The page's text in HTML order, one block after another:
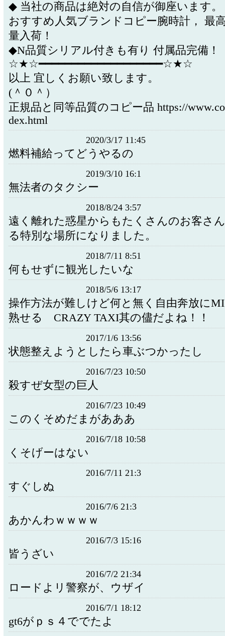
◆ 当社の商品は絶対の自信が御座います。
おすすめ人気ブランドコピー腕時計， 最
量入荷！
◆N品質シリアル付きも有り 付属品完備！
☆★☆━━━━━━━━━━━━━━━━━━━☆★☆
以上 宜しくお願い致します。
(＾０＾）
正規品と同等品質のコピー品 https://
dex.html
2020/3/17 11:45
燃料補給ってどうやるの
2019/3/10 16:1
無法者のタクシー
2018/8/24 3:57
遠く離れた惑星からもたくさんのお客さ
る特別な場所になりました。
2018/7/11 8:51
何もせずに観光したいな
2018/5/6 13:17
操作方法が難しけど何と無く自由奔放に
熟せる CRAZY TAXI其の儘だよね！！
2017/1/6 13:56
状態整えようとしたら車ぶつかったし
2016/7/23 10:50
殺すぜ女型の巨人
2016/7/23 10:49
このくそめだまがあああ
2016/7/18 10:58
くそげーはない
2016/7/11 21:3
すぐしぬ
2016/7/6 21:3
あかんわｗｗｗｗ
2016/7/3 15:16
皆うざい
2016/7/2 21:34
ロードよリ警察が、ウザイ
2016/7/1 18:12
gt6がｐｓ４ででたよ